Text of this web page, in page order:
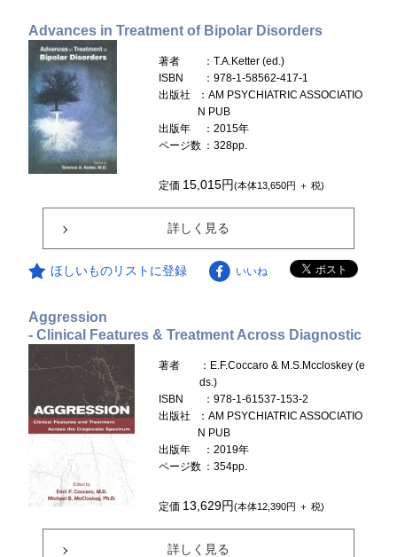
Advances in Treatment of Bipolar Disorders
著者
：T.A.Ketter (ed.)
ISBN
：978-1-58562-417-1
出版社
：AM PSYCHIATRIC ASSOCIATIO
N PUB
出版年
：2015年
ページ数 ：328pp.
定価 15,015円(本体13,650円 ＋ 税)
詳しく見る
ほしいものリストに登録 いいね
Aggression
- Clinical Features & Treatment Across Diagnostic
著者
：E.F.Coccaro & M.S.Mccloskey (e
ds.)
ISBN
：978-1-61537-153-2
出版社
：AM PSYCHIATRIC ASSOCIATIO
N PUB
出版年
：2019年
ページ数 ：354pp.
定価 13,629円(本体12,390円 ＋ 税)
詳しく見る